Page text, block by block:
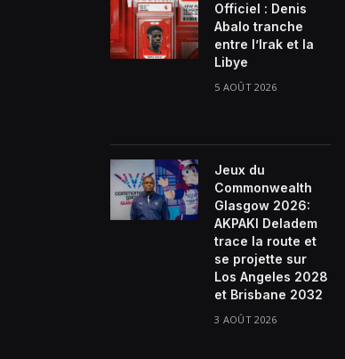
Officiel : Denis
Abalo tranche
entre l’Irak et la
Libye
5 AOÛT 2026
Jeux du
Commonwealth
Glasgow 2026:
AKPAKI Deladem
trace la route et
se projette sur
Los Angeles 2028
et Brisbane 2032
3 AOÛT 2026